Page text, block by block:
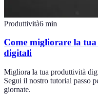
Produttività6 min
Come migliorare la
digitali
Migliora la tua produttività
Segui il nostro tutorial passo
giornate.